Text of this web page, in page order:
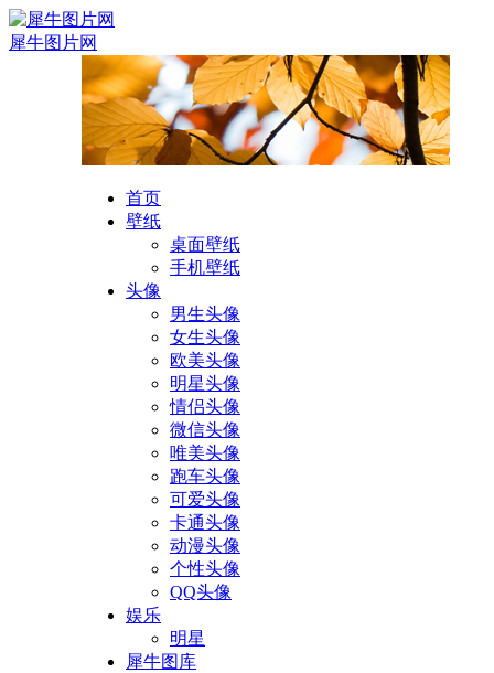
犀牛图片网
首页
壁纸
桌面壁纸
手机壁纸
头像
男生头像
女生头像
欧美头像
明星头像
情侣头像
微信头像
唯美头像
跑车头像
可爱头像
卡通头像
动漫头像
个性头像
QQ头像
娱乐
明星
犀牛图库